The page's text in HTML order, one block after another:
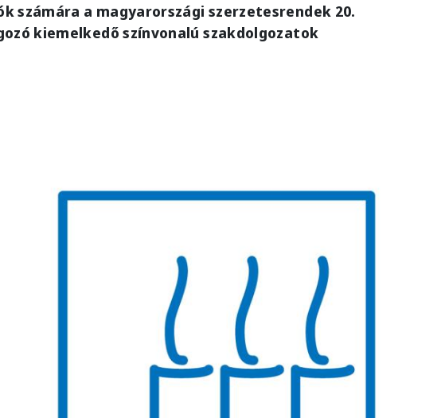
számára a magyarországi szerzetesrendek 20.
kiemelkedő színvonalú szakdolgozatok